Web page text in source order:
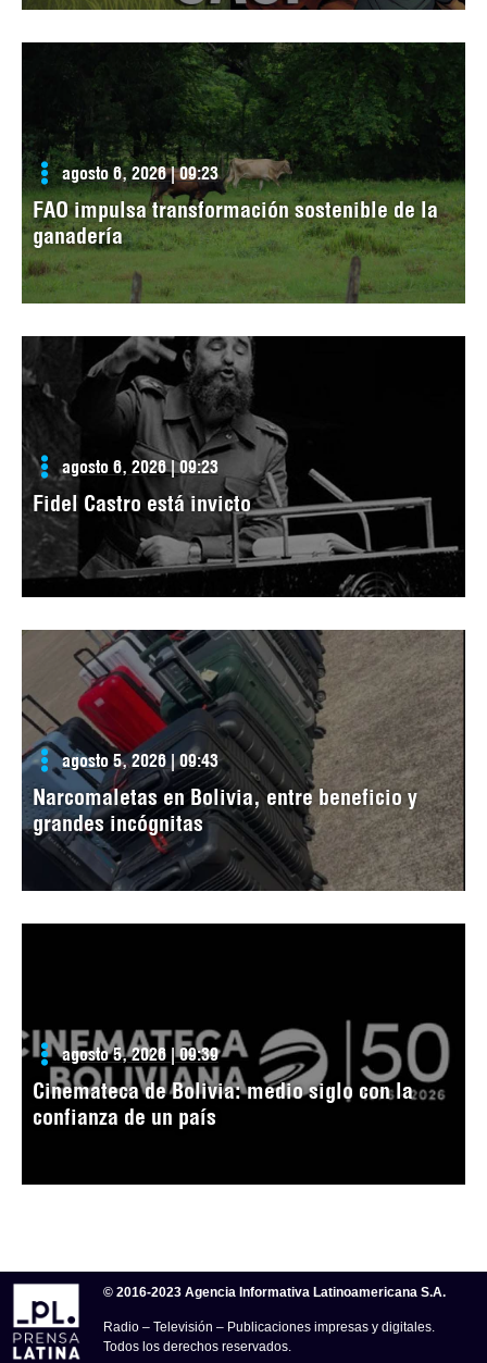
agosto 6, 2026 | 09:23
FAO impulsa transformación sostenible de la
ganadería
agosto 6, 2026 | 09:23
Fidel Castro está invicto
agosto 5, 2026 | 09:43
Narcomaletas en Bolivia, entre beneficio y
grandes incógnitas
agosto 5, 2026 | 09:39
Cinemateca de Bolivia: medio siglo con la
confianza de un país
© 2016-2023 Agencia Informativa Latinoamericana S.A.
Radio – Televisión – Publicaciones impresas y digitales.
Todos los derechos reservados.